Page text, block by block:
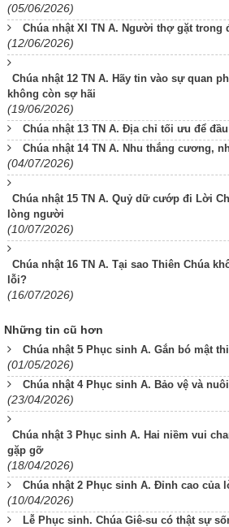
(05/06/2026)
Chúa nhật XI TN A. Người thợ gặt trong
(12/06/2026)
Chúa nhật 12 TN A. Hãy tin vào sự quan
không còn sợ hãi
(19/06/2026)
Chúa nhật 13 TN A. Địa chỉ tối ưu để
Chúa nhật 14 TN A. Nhu thắng cương,
(04/07/2026)
Chúa nhật 15 TN A. Quỷ dữ cướp đi Lời
lòng người
(10/07/2026)
Chúa nhật 16 TN A. Tại sao Thiên Chúa
lỗi?
(16/07/2026)
Những tin cũ hơn
Chúa nhật 5 Phục sinh A. Gắn bó mật
(01/05/2026)
Chúa nhật 4 Phục sinh A. Bảo vệ và
(23/04/2026)
Chúa nhật 3 Phục sinh A. Hai niềm vui
gặp gỡ
(18/04/2026)
Chúa nhật 2 Phục sinh A. Đỉnh cao của
(10/04/2026)
Lễ Phục sinh. Chúa Giê-su có thật sự